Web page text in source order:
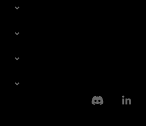
Linkedin
Discord